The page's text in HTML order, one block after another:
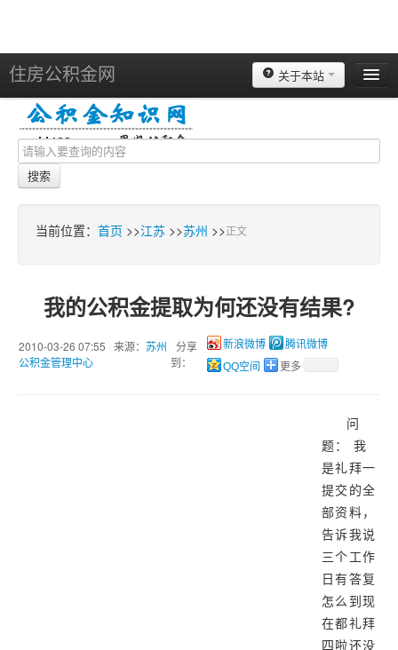
住房公积金网 关于本站
北京
上海
天津
苏州
杭州
宁波
搜索
当前位置： 首页 >>江苏 >>苏州 >>正文
我的公积金提取为何还没有结果?
2010-03-26 07:55 来源： 苏州
公积金管理中心
分享
到：
新浪微博
腾讯微博
QQ空间
更多
问
题： 我
是礼拜一
提交的全
部资料，
告诉我说
三个工作
日有答复
怎么到现
在都礼拜
四啦还没